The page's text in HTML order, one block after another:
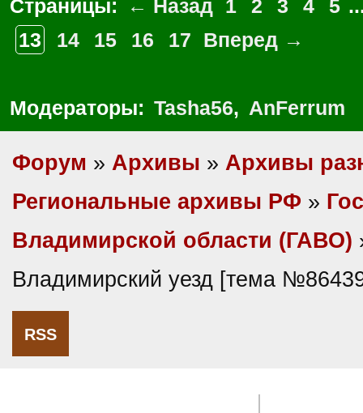
Страницы: ← Назад 1 2 3 4 5
13
14 15 16 17 Вперед →
Модераторы: Tasha56, AnFerrum
Форум » Архивы » Архивы
Региональные архивы РФ »
Владимирской области (ГАВО)
Владимирский уезд [тема
RSS